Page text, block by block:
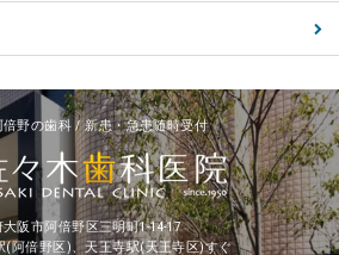
倍野の歯科 / 新患・急患随時受付
阪市阿倍野区三明町1-14-17
(阿倍野区)、天王寺駅(天王寺区)すぐ